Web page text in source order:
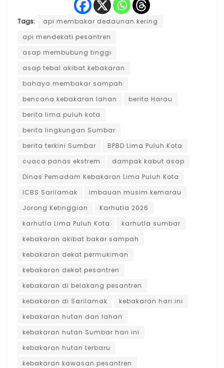
Tags:
api membakar dedaunan kering
api mendekati pesantren
asap membubung tinggi
asap tebal akibat kebakaran
bahaya membakar sampah
bencana kebakaran lahan
berita Harau
berita lima puluh kota
berita lingkungan Sumbar
berita terkini Sumbar
BPBD Lima Puluh Kota
cuaca panas ekstrem
dampak kabut asap
Dinas Pemadam Kebakaran Lima Puluh Kota
ICBS Sarilamak
imbauan musim kemarau
Jorong Ketinggian
Karhutla 2026
karhutla Lima Puluh Kota
karhutla sumbar
kebakaran akibat bakar sampah
kebakaran dekat permukiman
kebakaran dekat pesantren
kebakaran di belakang pesantren
kebakaran di Sarilamak
kebakaran hari ini
kebakaran hutan dan lahan
kebakaran hutan Sumbar hari ini
kebakaran hutan terbaru
kebakaran kawasan pesantren